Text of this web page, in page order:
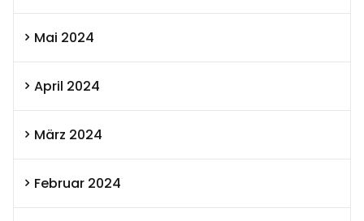
Mai 2024
April 2024
März 2024
Februar 2024